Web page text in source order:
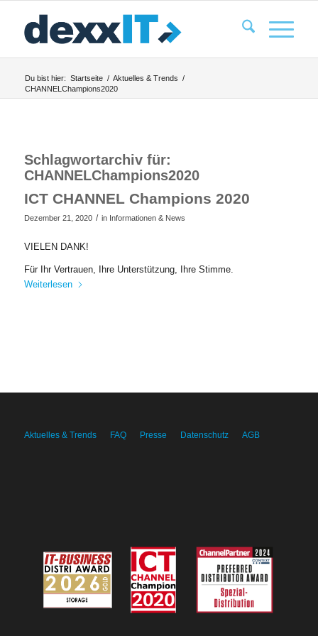
Du bist hier: Startseite / Aktuelles & Trends /
CHANNELChampions2020
Schlagwortarchiv für:
CHANNELChampions2020
ICT CHANNEL Champions 2020
Dezember 21, 2020 / in Informationen & News
VIELEN DANK!
Für Ihr Vertrauen, Ihre Unterstützung, Ihre Stimme.
Weiterlesen
Aktuelles & Trends FAQ Presse Datenschutz AGB